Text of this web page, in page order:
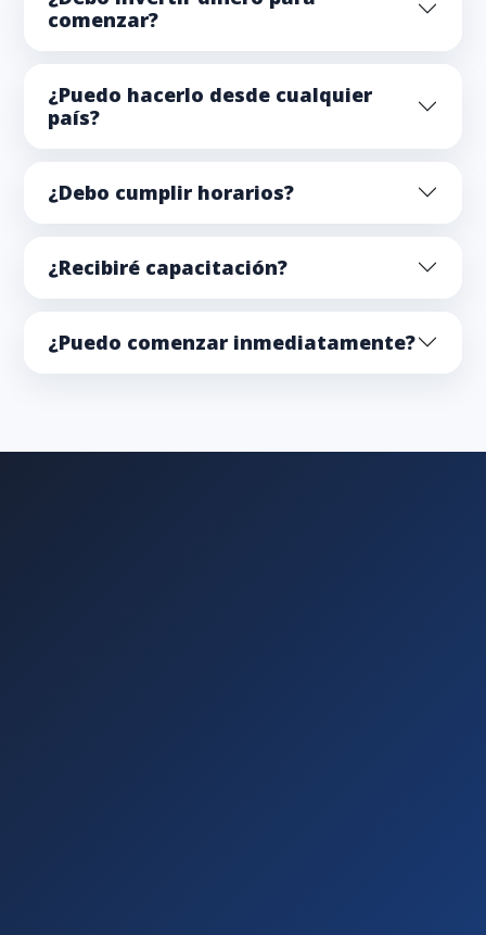
comenzar?
¿Puedo hacerlo desde cualquier
país?
¿Debo cumplir horarios?
¿Recibiré capacitación?
¿Puedo comenzar inmediatamente?